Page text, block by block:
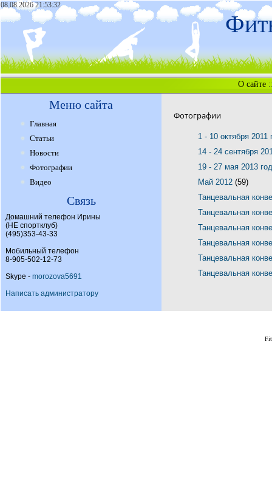
08.08.2026 21:53:32
О сайте
Меню сайта
Главная
Статьи
Новости
Фотографии
Видео
Связь
Домашний телефон Ирины
(НЕ спортклуб)
(495)353-43-33
Мобильный телефон
8-905-502-12-73
Skype - morozova5691
Написать администратору
Фотографии
1 - 10 октября 2011
14 - 24 сентября
19 - 27 мая 2013
Май 2012 (59)
Танцевальная
Танцевальная
Танцевальная
Танцевальная
Танцевальная
Танцевальная